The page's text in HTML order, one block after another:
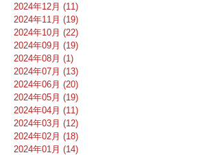
2024年12月 (11)
2024年11月 (19)
2024年10月 (22)
2024年09月 (19)
2024年08月 (1)
2024年07月 (13)
2024年06月 (20)
2024年05月 (19)
2024年04月 (11)
2024年03月 (12)
2024年02月 (18)
2024年01月 (14)